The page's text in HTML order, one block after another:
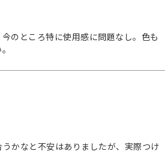
のところ特に使用感に問題なし。色も
かなと不安はありましたが、実際つけ